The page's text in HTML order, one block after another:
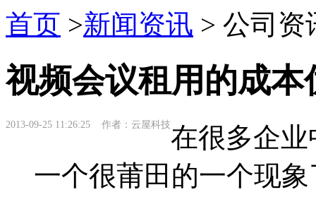
首页 >新闻资讯 > 公司资
视频会议租用的成本
2013-09-25 11:26:25 作者：云屋科技在很多企
一个很莆田的一个现